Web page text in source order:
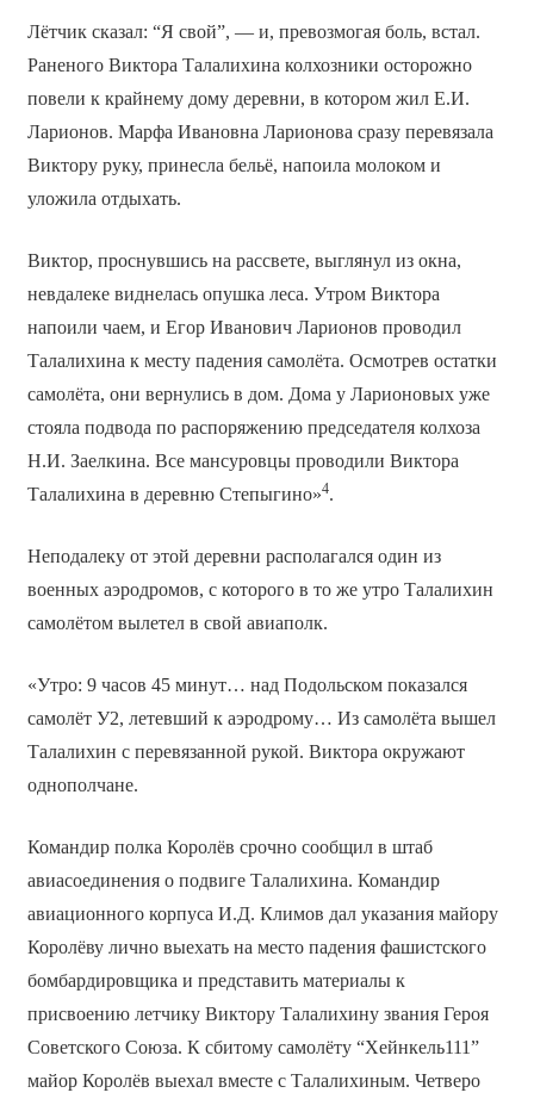
Лётчик сказал: “Я свой”, — и, превозмогая боль, встал.
Раненого Виктора Талалихина колхозники осторожно
повели к крайнему дому деревни, в котором жил Е.И.
Ларионов. Марфа Ивановна Ларионова сразу перевязала
Виктору руку, принесла бельё, напоила молоком и
уложила отдыхать.
Виктор, проснувшись на рассвете, выглянул из окна,
невдалеке виднелась опушка леса. Утром Виктора
напоили чаем, и Егор Иванович Ларионов проводил
Талалихина к месту падения самолёта. Осмотрев остатки
самолёта, они вернулись в дом. Дома у Ларионовых уже
стояла подвода по распоряжению председателя колхоза
Н.И. Заелкина. Все мансуровцы проводили Виктора
Талалихина в деревню Степыгино»4.
Неподалеку от этой деревни располагался один из
военных аэродромов, с которого в то же утро Талалихин
самолётом вылетел в свой авиаполк.
«Утро: 9 часов 45 минут… над Подольском показался
самолёт У­2, летевший к аэродрому… Из самолёта вышел
Талалихин с перевязанной рукой. Виктора окружают
однополчане.
Командир полка Королёв срочно сообщил в штаб
авиасоединения о подвиге Талалихина. Командир
авиационного корпуса И.Д. Климов дал указания майору
Королёву лично выехать на место падения фашистского
бомбардировщика и представить материалы к
присвоению летчику Виктору Талалихину звания Героя
Советского Союза. К сбитому самолёту “Хейнкель­111”
майор Королёв выехал вместе с Талалихиным. Четверо